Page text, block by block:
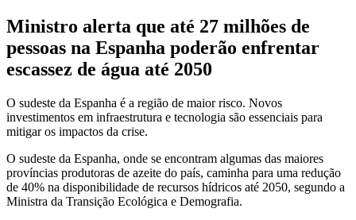
Ministro alerta que até 27 milhões de
pessoas na Espanha poderão enfrentar
escassez de água até 2050
O sudeste da Espanha é a região de maior risco. Novos
investimentos em infraestrutura e tecnologia são essenciais para
mitigar os impactos da crise.
O sudeste da Espanha, onde se encontram algumas das maiores
províncias produtoras de azeite do país, caminha para uma redução
de 40% na disponibilidade de recursos hídricos até 2050, segundo a
Ministra da Transição Ecológica e Demografia.